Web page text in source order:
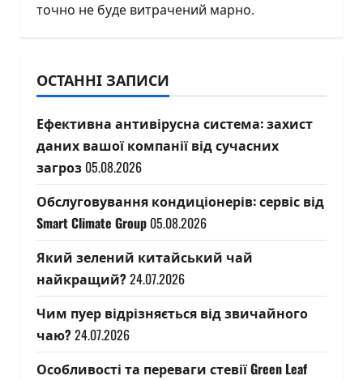
точно не буде витрачений марно.
ОСТАННІ ЗАПИСИ
Ефективна антивірусна система: захист
даних вашої компанії від сучасних
загроз 05.08.2026
Обслуговування кондиціонерів: сервіс від
Smart Climate Group 05.08.2026
Який зелений китайський чай
найкращий?24.07.2026
Чим пуер відрізняється від звичайного
чаю?24.07.2026
Особливості та переваги стевії Green Leaf